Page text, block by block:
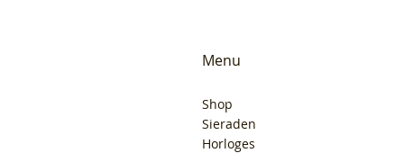
Menu
Shop
Sieraden
Horloges